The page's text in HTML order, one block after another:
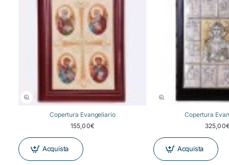
Copertura Evangeliario
155,00€
Acquista
Copertura
Acquista